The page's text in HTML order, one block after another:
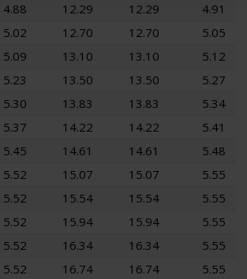
4.88 12.29 12.29 4.91
5.02 12.70 12.70 5.05
5.09 13.10 13.10 5.12
5.23 13.50 13.50 5.27
5.30 13.83 13.83 5.34
5.37 14.22 14.22 5.41
5.45 14.61 14.61 5.48
5.52 15.07 15.07 5.55
5.52 15.54 15.54 5.55
5.52 15.94 15.94 5.55
5.52 16.34 16.34 5.55
5.52 16.74 16.74 5.55